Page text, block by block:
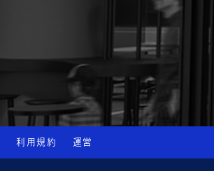
利用規約 運営